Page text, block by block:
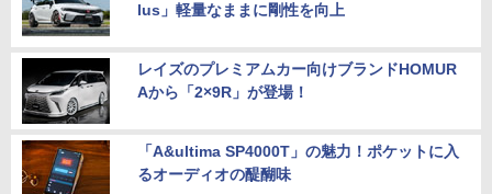
lus」軽量なままに剛性を向上
レイズのプレミアムカー向けブランドHOMUR
Aから「2×9R」が登場！
「A&ultima SP4000T」の魅力！ポケットに入
るオーディオの醍醐味